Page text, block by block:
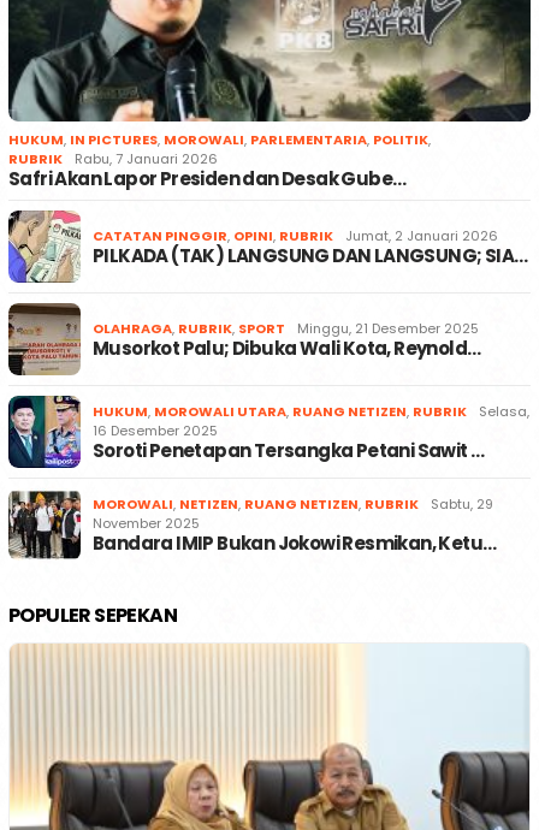
HUKUM, IN PICTURES, MOROWALI, PARLEMENTARIA, POLITIK,
RUBRIK
Rabu, 7 Januari 2026
Safri Akan Lapor Presiden dan Desak Gube…
CATATAN PINGGIR, OPINI, RUBRIK Jumat, 2 Januari 2026
PILKADA (TAK) LANGSUNG DAN LANGSUNG; SIA…
OLAHRAGA, RUBRIK, SPORT Minggu, 21 Desember 2025
Musorkot Palu; Dibuka Wali Kota, Reynold…
HUKUM, MOROWALI UTARA, RUANG NETIZEN, RUBRIK
Selasa,
16 Desember 2025
Soroti Penetapan Tersangka Petani Sawit …
MOROWALI, NETIZEN, RUANG NETIZEN, RUBRIK
Sabtu, 29
November 2025
Bandara IMIP Bukan Jokowi Resmikan, Ketu…
POPULER SEPEKAN